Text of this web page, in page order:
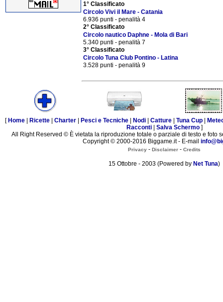
1° Classificato
Circolo Vivi il Mare - Catania
6.936 punti - penalità 4
2° Classificato
Circolo nautico Daphne - Mola di Bari
5.340 punti - penalità 7
3° Classificato
Circolo Tuna Club Pontino - Latina
3.528 punti - penalità 9
[ Home Ricette Charter Pesci e Tecniche Nodi Catture Tuna Cup
Racconti| Salva Schermo]
All Right Reserved © È vietata la riproduzione totale o parziale di testo e foto
Copyright © 2000-2016 Biggame.it - E-mail
Privacy - Disclaimer - Credits
15 Ottobre - 2003 (Powered by Net Tuna)